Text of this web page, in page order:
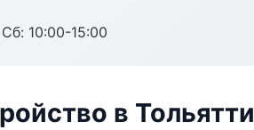
10:00-15:00
в Тольятти